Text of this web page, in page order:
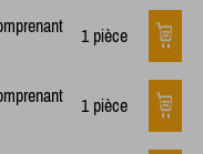
1 pièce
1 pièce